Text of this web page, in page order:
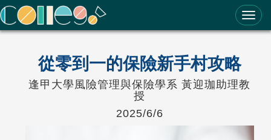
ColleGo! 大學選才與高中育才輔助系統
從零到一的保險新手村攻略
逢甲大學風險管理與保險學系 黃迎珈助理教
授
2025/6/6